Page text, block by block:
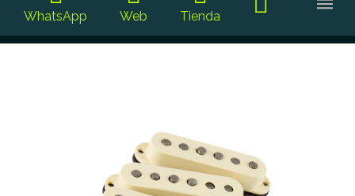
WhatsApp Web Tienda